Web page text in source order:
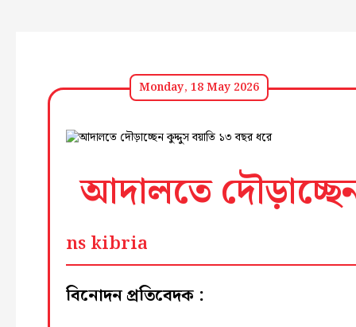
Monday, 18 May 2026
আদালতে
ns kibria
বিনোদন প্রতিবেদক :